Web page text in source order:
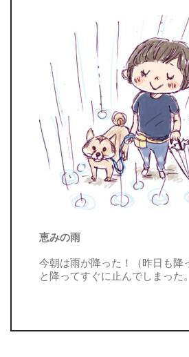
恵みの雨
今朝は雨が降った！（昨日も降
と降ってすぐに止んでしまった